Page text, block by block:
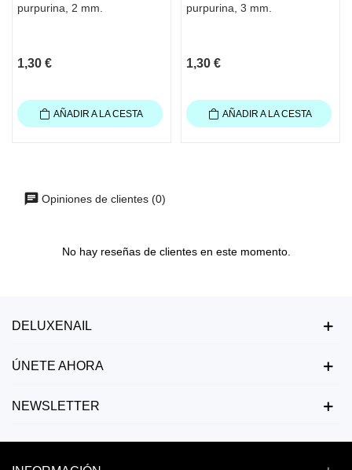
purpurina, 2 mm.
1,30 €
AÑADIR A LA CESTA
purpurina, 3 mm.
1,30 €
AÑADIR A LA CESTA
Opiniones de clientes (0)
No hay reseñas de clientes en este momento.
DELUXENAIL
ÚNETE AHORA
NEWSLETTER